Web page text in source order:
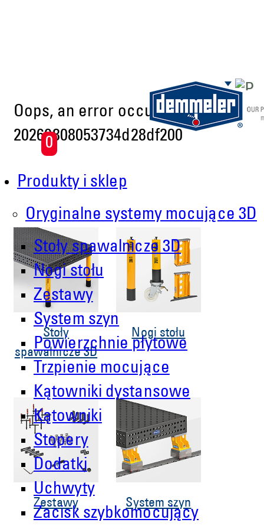
Skip to main content
0
Produkty i sklep
Oryginalne systemy mocujące 3D
Stoły spawalnicze 3D
Nogi stołu
Zestawy
System szyn
Powierzchnie płytowe
Trzpienie mocujące
Kątowniki dystansowe
Kątowniki
Stopery
Dodatki
Uchwyty
Zacisk szybkomocujący
Oops, an error occurred! Code:
20260808053734d28df200
Stoły
spawalnicze 3D
Nogi stołu
Zestawy System szyn